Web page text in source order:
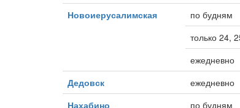
Новоиерусалимская
по будням
только 24,
ежедневно
Дедовск
ежедневно
Нахабино
по будням